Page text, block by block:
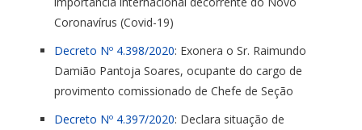
Coronavírus (Covid-19)
Decreto Nº 4.398/2020: Exonera o Sr. Raimundo
Damião Pantoja Soares, ocupante do cargo de
provimento comissionado de Chefe de Seção
Decreto Nº 4.397/2020: Declara situação de